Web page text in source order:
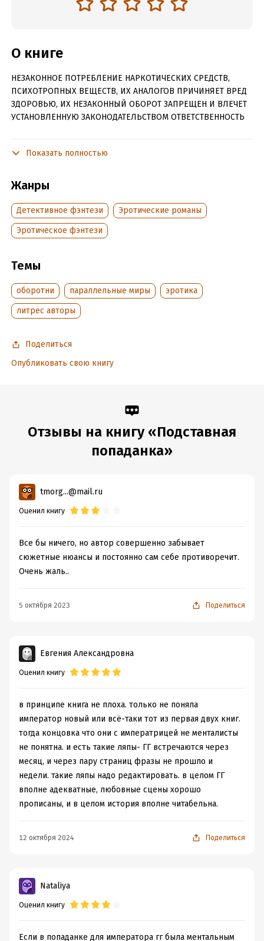
О книге
НЕЗАКОННОЕ ПОТРЕБЛЕНИЕ НАРКОТИЧЕСКИХ СРЕДСТВ,
ПСИХОТРОПНЫХ ВЕЩЕСТВ, ИХ АНАЛОГОВ ПРИЧИНЯЕТ ВРЕД
ЗДОРОВЬЮ, ИХ НЕЗАКОННЫЙ ОБОРОТ ЗАПРЕЩЕН И ВЛЕЧЕТ
УСТАНОВЛЕННУЮ ЗАКОНОДАТЕЛЬСТВОМ ОТВЕТСТВЕННОСТЬ
проследить за неверным мужем подруги, она точно
она не его пара! #очень откровенно #попаданка в
магический мир #оборотни, драконы, прочие волшебные
расы #истинные пары #неизменный хэппи-энд
Дата написания:
Объем:303516
Год издания:2025
Дата поступления:
Показать полностью
Жанры
Детективное фэнтези
Эротические романы
Эротическое фэнтези
Темы
оборотни параллельные миры
эротика
литрес авторы
Поделиться
Опубликовать свою книгу
Отзывы на книгу «Подставная
попаданка»
tmorg...@mail.ru
Оценил книгу
Все бы ничего, но автор совершенно забывает
сюжетные нюансы и постоянно сам себе противоречит.
Очень жаль..
5 октября 2023 Поделиться
Евгения Александровна
Оценил книгу
в принципе книга не плоха. только не поняла
император новый или всё-таки тот из первая двух книг.
тогда концовка что они с императрицей не менталисты
не понятна. и есть такие ляпы- ГГ встречаются через
месяц, и через пару страниц фразы не прошло и
недели. такие ляпы надо редактировать. в целом ГГ
вполне адекватные, любовные сцены хорошо
прописаны, и в целом история вполне читабельна.
12 октября 2024 Поделиться
Nataliya
Оценил книгу
Если в попаданке для императора гг была ментальным